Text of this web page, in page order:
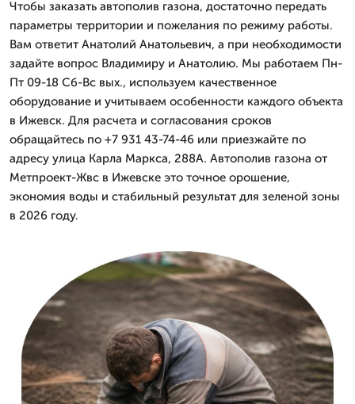
Чтобы заказать автополив газона, достаточно передать
параметры территории и пожелания по режиму работы.
Вам ответит Анатолий Анатольевич, а при необходимости
задайте вопрос Владимиру и Анатолию. Мы работаем Пн-
Пт 09-18 Сб-Вс вых., используем качественное
оборудование и учитываем особенности каждого объекта
в Ижевск. Для расчета и согласования сроков
обращайтесь по +7 931 43-74-46 или приезжайте по
адресу улица Карла Маркса, 288А. Автополив газона от
Метпроект-Жвс в Ижевске это точное орошение,
экономия воды и стабильный результат для зеленой зоны
в 2026 году.